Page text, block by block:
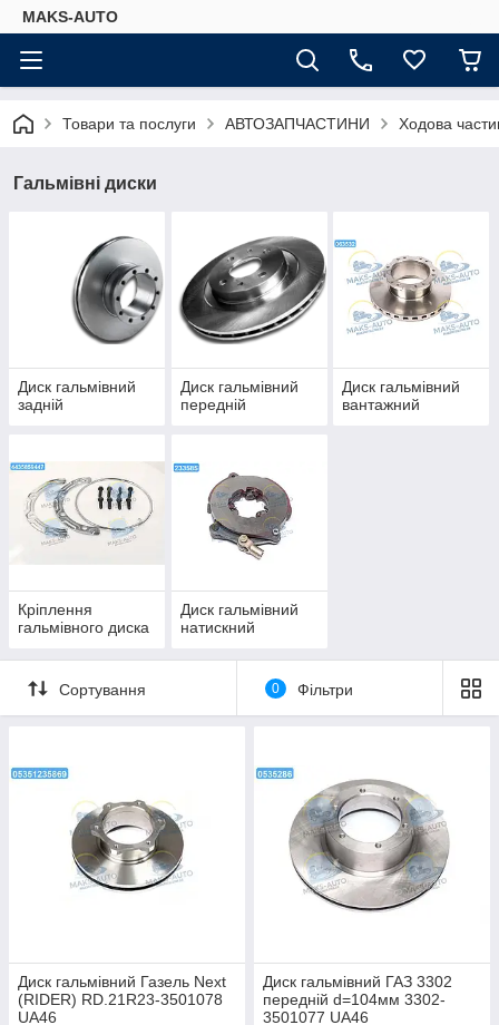
MAKS-AUTO
Товари та послуги АВТОЗАПЧАСТИНИ Ходова
Гальмівні диски
Диск гальмівний
задній
Диск гальмівний
передній
Диск гальмівний
вантажний
Кріплення
гальмівного диска
Диск гальмівний
натискний
Сортування 0 Фільтри
Диск гальмівний Газель Next
(RIDER) RD.21R23-3501078
UA46
Диск гальмівний ГАЗ 3302
передній d=104мм 3302-
3501077 UA46